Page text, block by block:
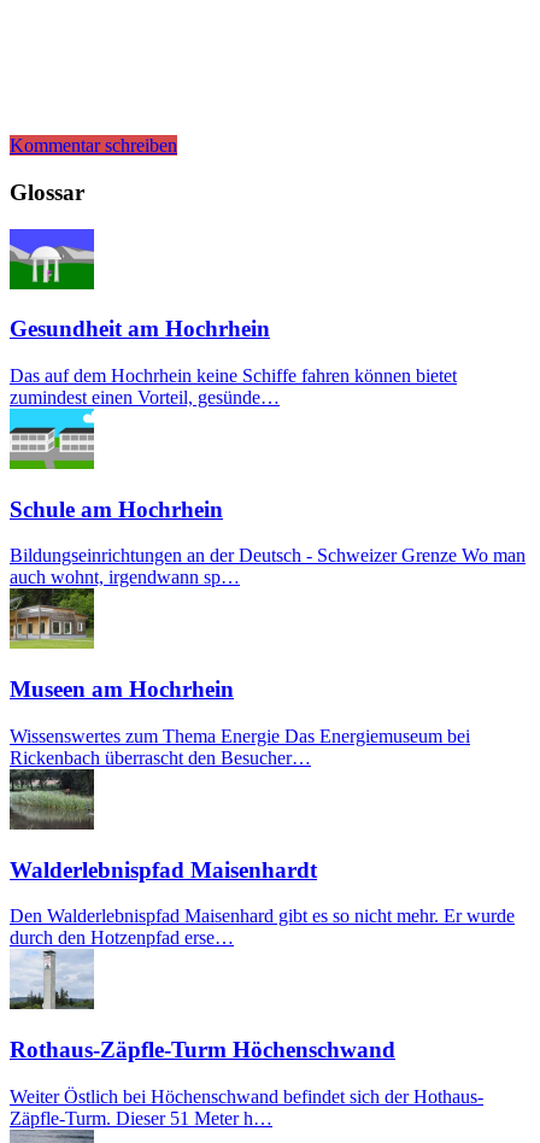
Kommentar schreiben
Glossar
Gesundheit am Hochrhein
Das auf dem Hochrhein keine Schiffe fahren können bietet
zumindest einen Vorteil, gesünde…
Schule am Hochrhein
Bildungseinrichtungen an der Deutsch - Schweizer Grenze Wo man
auch wohnt, irgendwann sp…
Museen am Hochrhein
Wissenswertes zum Thema Energie Das Energiemuseum bei
Rickenbach überrascht den Besucher…
Walderlebnispfad Maisenhardt
Den Walderlebnispfad Maisenhard gibt es so nicht mehr. Er wurde
durch den Hotzenpfad erse…
Rothaus-Zäpfle-Turm Höchenschwand
Weiter Östlich bei Höchenschwand befindet sich der Hothaus-
Zäpfle-Turm. Dieser 51 Meter h…